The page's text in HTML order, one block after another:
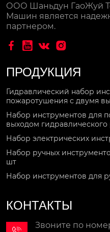
ООО Шаньдун ГаоЖуй
Машин является
партнером.
   
ПРОДУКЦИЯ
Гидравлический набор
пожаротушения с двумя
Набор инструментов для
выходом гидравлического
Набор электрических
Набор ручных
шт
Набор инструментов для
КОНТАКТЫ
Звоните по